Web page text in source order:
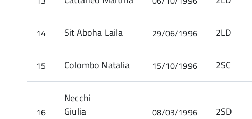
14 Sit Aboha Laila 29/06/1996 2LD
15 Colombo Natalia 15/10/1996 2SC
16
Necchi
Giulia
08/03/1996 2SD